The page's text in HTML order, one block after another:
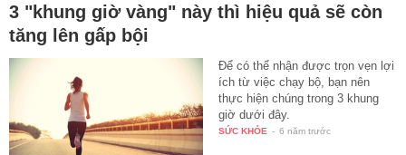
3 "khung giờ vàng" này thì hiệu quả sẽ còn
tăng lên gấp bội
Để có thể nhận được trọn vẹn lợi
ích từ việc chạy bộ, bạn nên
thực hiện chúng trong 3 khung
giờ dưới đây.
SỨC KHỎE - 6 năm trước